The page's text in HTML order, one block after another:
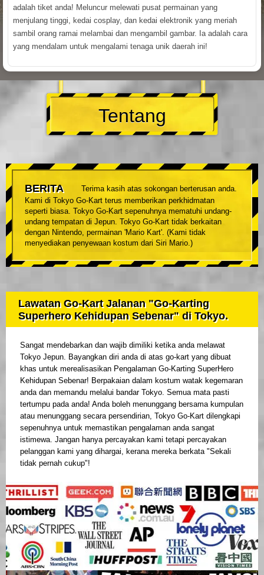
adalah tiket anda! Meluncur melewati pusat permainan yang
menjulang tinggi, kedai cosplay, dan kedai elektronik yang meriah
sambil orang ramai melambai dan mengambil gambar. Ia adalah cara
yang mendalam untuk mengalami tenaga unik daerah ini!
Tentang
BERITA
Terima kasih atas sokongan berterusan anda.
Kami di Tokyo Go-Kart terus memberikan perkhidmatan
seperti biasa. Tokyo Go-Kart sepenuhnya mematuhi undang-
undang tempatan di Jepun. Tokyo Go-Kart tidak berkaitan
dengan Nintendo, permainan 'Mario Kart'. (Kami tidak
menyediakan penyewaan kostum dari Siri Mario.)
Lawatan Go-Kart Jalanan "Go-Karting
Superhero Kehidupan Sebenar" di Tokyo.
Sangat mendebarkan dan wajib dimiliki ketika anda melawat
Tokyo Jepun. Bayangkan diri anda di atas go-kart yang dibuat
khas untuk merealisasikan Pengalaman Go-Karting SuperHero
Kehidupan Sebenar! Berpakaian dalam kostum watak kegemaran
anda dan memandu melalui bandar Tokyo. Semua mata pasti
tertumpu pada anda! Anda boleh menunggang bersama kumpulan
atau menunggang secara persendirian, Tokyo Go-Kart dilengkapi
sepenuhnya untuk memastikan pengalaman anda sangat
istimewa. Jangan hanya percayakan kami tetapi percayakan
pelanggan kami yang dihargai, kerana mereka berkata "Sekali
tidak pernah cukup"!